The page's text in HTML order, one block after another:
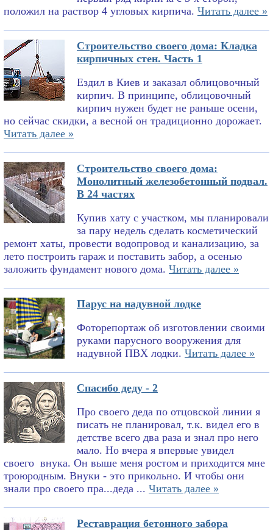
положил на раствор 4 угловых кирпича. Читать далее »
Строительство своего дома: Кладка
кирпичных стен. Часть 1
Ездил в Киев и заказал облицовочный
кирпич. В принципе, облицовочный
кирпич нужен будет не раньше осени,
но сейчас скидки, а весной он традиционно дорожает.
Читать далее »
Строительство своего дома:
Монолитный железобетонный подвал.
В 24 частях
Купив хату с участком, мы планировали
за пару недель сделать косметический
ремонт хаты, провести водопровод и канализацию, за
лето построить гараж и поставить забор, а осенью
заложить фундамент нового дома. Читать далее »
Парус на надувной лодке
Фоторепортаж об изготовлении своими
руками парусного вооружения для
надувной ПВХ лодки. Читать далее »
Спасибо деду - 2
Про своего деда по отцовской линии я
писать не планировал, т.к. видел его в
детстве всего два раза и знал про него
мало. Но вчера я впервые увидел
своего внука. Он выше меня ростом и приходится мне
троюродным. Внуки - это прикольно. И чтобы они
знали про своего пра...деда ... Читать далее »
Реставрация бетонного забора